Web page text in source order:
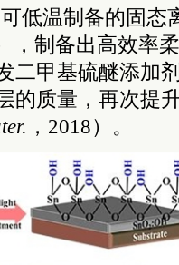
可低温制备的固
，制备出高效率
二甲基硫醚添加
的质量，再次提
，2018）。